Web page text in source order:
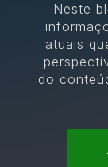
Neste
atuais
do